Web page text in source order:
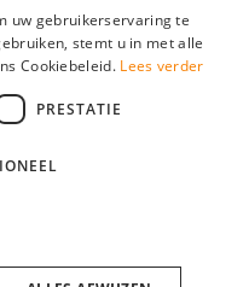
uw gebruikerservaring te
stemt u in met alle
Cookiebeleid. Lees verder
PRESTATIE